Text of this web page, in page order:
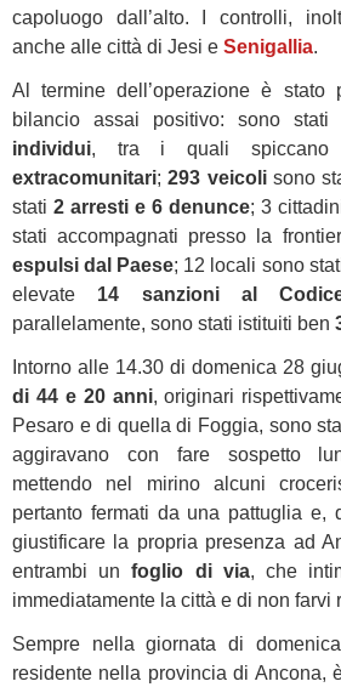
capoluogo dall’alto. I controlli,
anche alle città di Jesi e Senigallia.
Al termine dell’operazione è stato
bilancio assai positivo: sono stati
individui, tra i quali
extracomunitari;293 veicolisono
stati 2 arresti e 6 denunce; 3
stati accompagnati presso la
espulsi dal Paese; 12 locali sono
elevate 14 sanzioni al
parallelamente, sono stati istituiti ben
Intorno alle 14.30 di domenica 28
di 44 e 20 anni, originari
Pesaro e di quella di Foggia, sono
aggiravano con fare sospetto
mettendo nel mirino alcuni
pertanto fermati da una pattuglia e,
giustificare la propria presenza ad
entrambi unfoglio di via, che
immediatamente la città e di non farvi
Sempre nella giornata di
residente nella provincia di Ancona,